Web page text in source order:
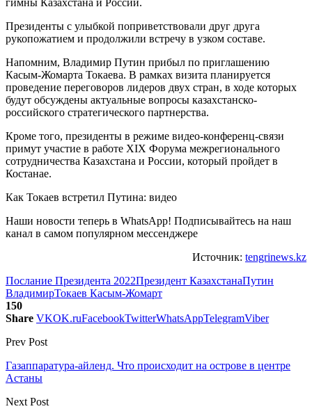
Президенты с улыбкой поприветствовали друг друга
рукопожатием и продолжили встречу в узком составе.
Напомним, Владимир Путин прибыл по приглашению
Касым-Жомарта Токаева. В рамках визита планируется
проведение переговоров лидеров двух стран, в ходе которых
будут обсуждены актуальные вопросы казахстанско-
российского стратегического партнерства.
Кроме того, президенты в режиме видео-конференц-связи
примут участие в работе XIX Форума межрегионального
сотрудничества Казахстана и России, который пройдет в
Костанае.
Как Токаев встретил Путина: видео
Наши новости теперь в WhatsApp! Подписывайтесь на наш
канал в самом популярном мессенджере
Источник: tengrinews.kz
Послание Президента 2022Президент КазахстанаПутин
ВладимирТокаев Касым-Жомарт
150
Share VKOK.ruFacebookTwitterWhatsAppTelegramViber
Prev Post
Газаппаратура-айленд. Что происходит на острове в центре
Астаны
Next Post